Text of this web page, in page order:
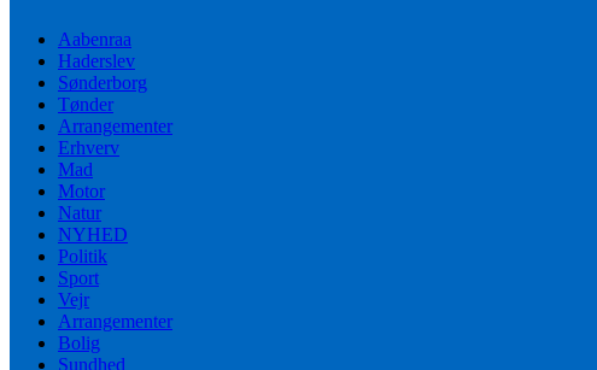
Aabenraa
Haderslev
Sønderborg
Tønder
Arrangementer
Erhverv
Mad
Motor
Natur
NYHED
Politik
Sport
Vejr
Arrangementer
Bolig
Sundhed